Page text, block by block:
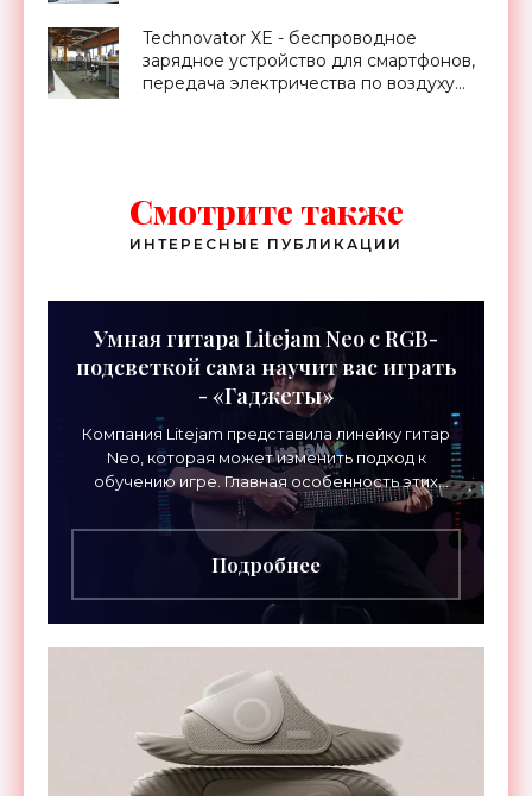
Technovator XE - беспроводное
зарядное устройство для смартфонов,
передача электричества по воздуху
Смотрите также
ИНТЕРЕСНЫЕ ПУБЛИКАЦИИ
Умная гитара Litejam Neo с RGB-
подсветкой сама научит вас играть
- «Гаджеты»
Компания Litejam представила линейку гитар
Neo, которая может изменить подход к
обучению игре. Главная особенность этих
инструментов – встроенная RGB-подсветка
грифа. Светодиоды
Подробнее